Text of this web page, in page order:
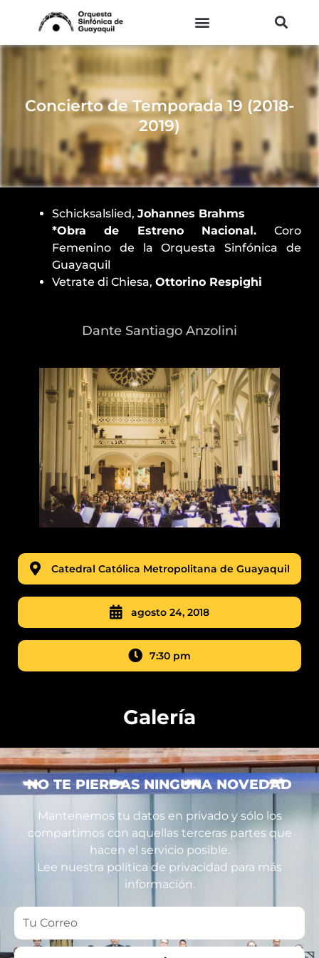
contenido
Concierto de Temporada 19 (2018-
2019)
Schicksalslied, Johannes Brahms
*Obra de Estreno Nacional. Coro
Femenino de la Orquesta Sinfónica de
Guayaquil
Vetrate di Chiesa, Ottorino Respighi
Dante Santiago Anzolini
Catedral Católica Metropolitana de Guayaquil
agosto 24, 2018
7:30 pm
Galería
NO TE PIERDAS NINGUNA NOVEDAD
Mantenemos tu datos en privado y sólo los
compartimos con aquellas terceras partes que
hacen el servicio posible.
Lee nuestra política de privacidad para más
información.
Tu
Correo